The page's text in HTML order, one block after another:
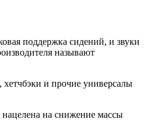
поддержка сидений, и звуки
называют
и прочие универсалы
нацелена на снижение массы